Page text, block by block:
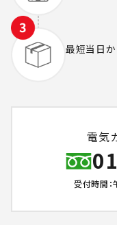
最短当日か
電気
受付時間